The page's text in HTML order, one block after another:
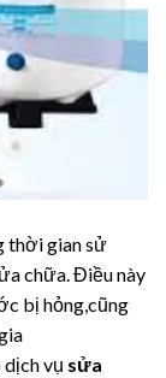
thời gian sử
chữa. Điều này
bị hỏng,cũng
dịch vụ sửa